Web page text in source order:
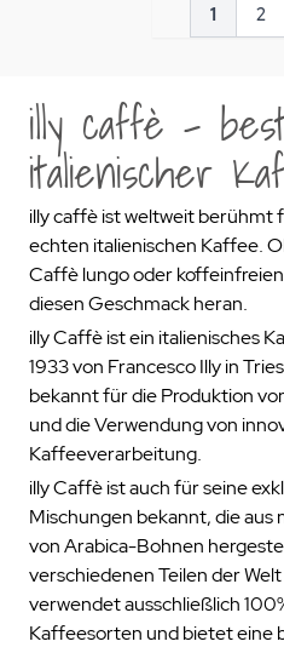
Sie lesen
1 Seite
2
illy caffè -
italienischer
illy caffè ist weltweit berühmt
echten italienischen Kaffee.
Caffè lungo oder
diesen Geschmack heran.
illy Caffè ist ein italienisches
1933 von Francesco Illy in
bekannt für die Produktion
und die Verwendung von
Kaffeeverarbeitung.
illy Caffè ist auch für seine
Mischungen bekannt, die
von Arabica-Bohnen
verschiedenen Teilen der
verwendet ausschließlich
Kaffeesorten und bietet eine